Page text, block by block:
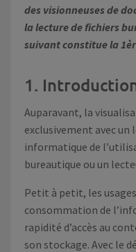
des visionneuses de
la lecture de fichiers
suivant constitue la
1.
Auparavant, la
exclusivement avec
informatique de
bureautique ou un
Petit à petit, les
consommation de
rapidité d’accès au
son stockage. Avec le